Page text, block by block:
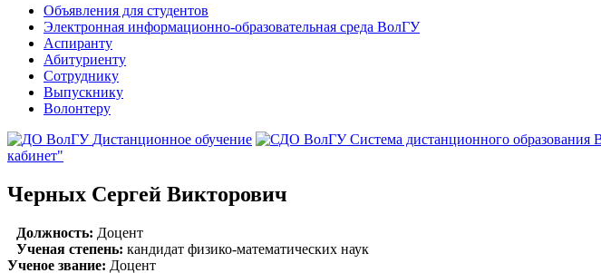
Объявления для студентов
Электронная информационно-образовательная среда ВолГУ
Аспиранту
Абитуриенту
Сотруднику
Выпускнику
Волонтеру
Дистанционное обучение
Система дистанционного образования
кабинет"
Черных Сергей Викторович
Должность: Доцент
Ученая степень: кандидат физико-математических наук
Ученое звание: Доцент